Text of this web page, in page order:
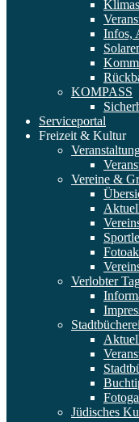
Infos,
KOMPASS
Serviceportal
Freizeit & Kultur
Vereine &
Verlobter
Stadtbücherei
Jüdisches